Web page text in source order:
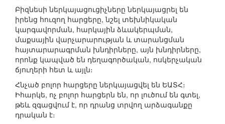
Բիզնեսի ներկայացուցիչները ներկայացրել են
իրենց հուզող հարցերը, նշել տեխնիկական
կարգավորման, հարկային ձևակերպման,
մաքսային վարչարարության և տարանցման
հայտարարագրման խնդիրները, այն խնդիրները,
որոնք կապված են դեղագործական, ոսկերչական
ճյուղերի հետ և այլն։
Հնչած բոլոր հարցերը ներկայացվել են ԵԱՏՀ։
Իհարկե, ոչ բոլոր հարցերն են, որ լուծում են գտել,
թեև զգացվում է, որ դրանց տրվող արձագանքը
դրական է։